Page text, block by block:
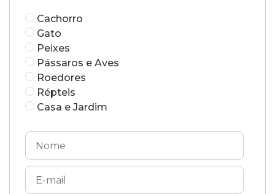
Cachorro
Gato
Peixes
Pássaros e Aves
Roedores
Répteis
Casa e Jardim